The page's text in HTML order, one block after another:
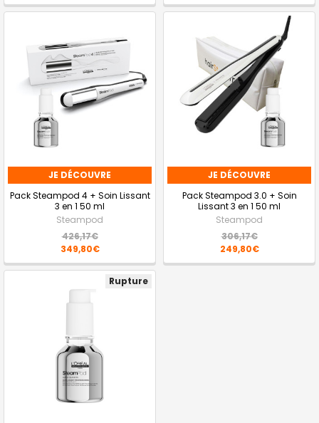
JE DÉCOUVRE
Pack Steampod 4 + Soin Lissant
3 en 1 50 ml
Steampod
426,17€
349,80€
JE DÉCOUVRE
Pack Steampod 3.0 + Soin
Lissant 3 en 1 50 ml
Steampod
306,17€
249,80€
Rupture